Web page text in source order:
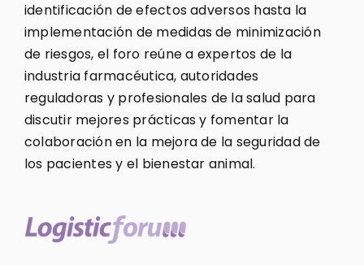
identificación de efectos adversos hasta la
implementación de medidas de minimización
de riesgos, el foro reúne a expertos de la
industria farmacéutica, autoridades
reguladoras y profesionales de la salud para
discutir mejores prácticas y fomentar la
colaboración en la mejora de la seguridad de
los pacientes y el bienestar animal.